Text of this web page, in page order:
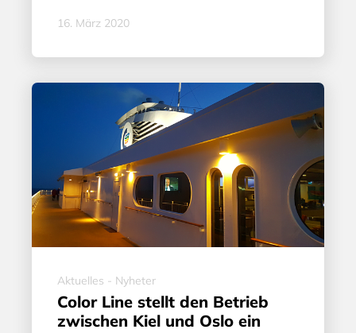
16. März 2020
Aktuelles - Nyheter
Color Line stellt den Betrieb
zwischen Kiel und Oslo ein